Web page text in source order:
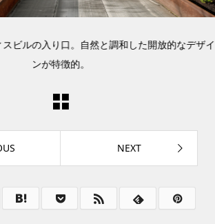
ビルの入り口。自然と調和した開放的なデザイ
ンが特徴的。
NEXT